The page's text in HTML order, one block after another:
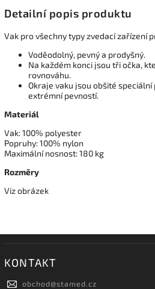
Detailní popis produktu
Vak pro všechny typy zvedací zařízení
Voděodolný, pevný a prodyšný.
Na každém konci jsou tři očka,
rovnováhu.
Okraje vaku jsou obšité speciální
extrémní pevností.
Materiál
Vak: 100% polyester
Popruhy: 100% nylon
Maximální nosnost: 180 kg
Rozměry
Viz obrázek
KONTAKT
obchod@stamed.cz